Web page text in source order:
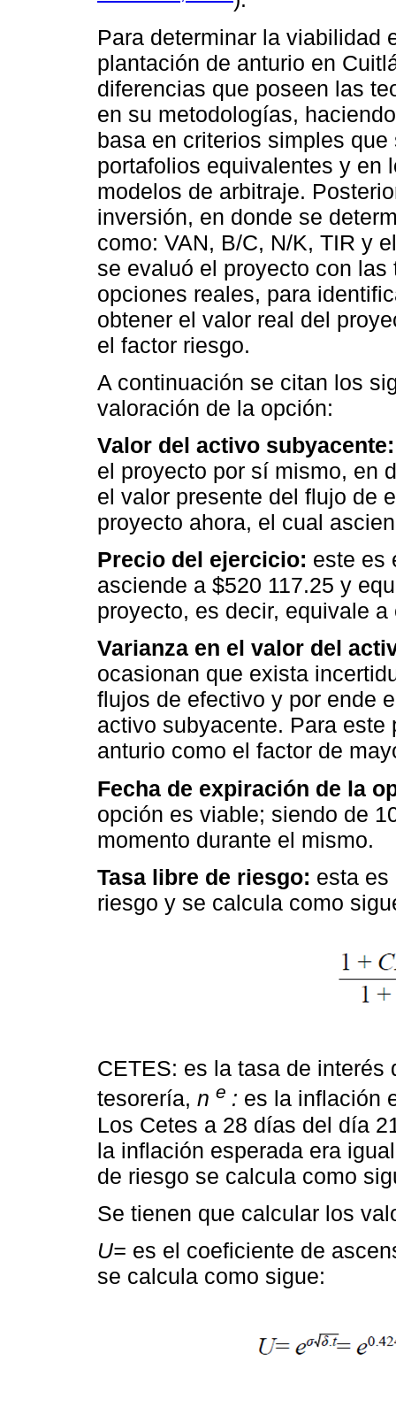
Para determinar la viabilidad
plantación de anturio en
diferencias que poseen las
en su metodologías,
basa en criterios simples
portafolios equivalentes y en
modelos de arbitraje.
inversión, en donde se
como: VAN, B/C, N/K, TIR y
se evaluó el proyecto con
opciones reales, para
obtener el valor real del
el factor riesgo.
A continuación se citan los
valoración de la opción:
Valor del activo subyacente:
el proyecto por sí mismo, en
el valor presente del flujo de
proyecto ahora, el cual
Precio del ejercicio: este es
asciende a $520 117.25 y
proyecto, es decir, equivale
Varianza en el valor del
ocasionan que exista
flujos de efectivo y por ende
activo subyacente. Para
anturio como el factor de
Fecha de expiración de la
opción es viable; siendo de
momento durante el mismo.
Tasa libre de riesgo: esta es
riesgo y se calcula como
CETES: es la tasa de
tesorería, n e : es la inflación
Los Cetes a 28 días del día
la inflación esperada era
de riesgo se calcula como
Se tienen que calcular los
U= es el coeficiente de
se calcula como sigue: